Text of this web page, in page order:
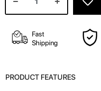
Fast
Shipping
PRODUCT FEATURES